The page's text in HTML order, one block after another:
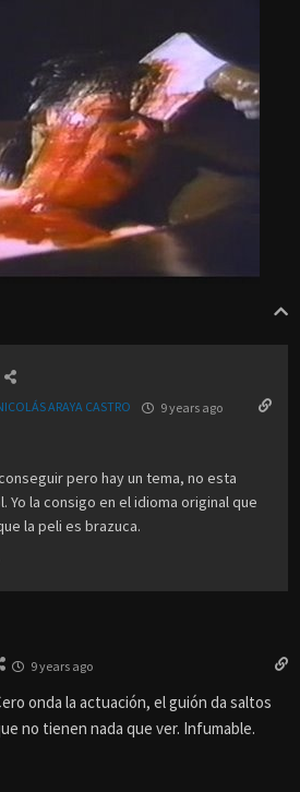
ARAYA CASTRO 9 years ago
pero hay un tema, no esta
Yo la consigo en el idioma original que
la peli es brazuca.
9 years ago
onda la actuación, el guión da saltos
no tienen nada que ver. Infumable.